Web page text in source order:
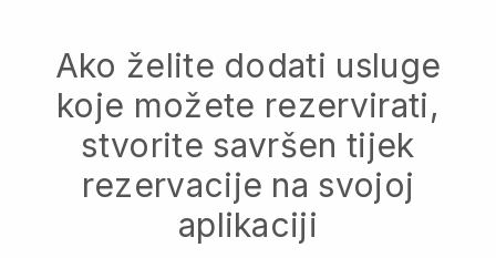
Ako želite dodati usluge
koje možete rezervirati,
stvorite savršen tijek
rezervacije na svojoj
aplikaciji